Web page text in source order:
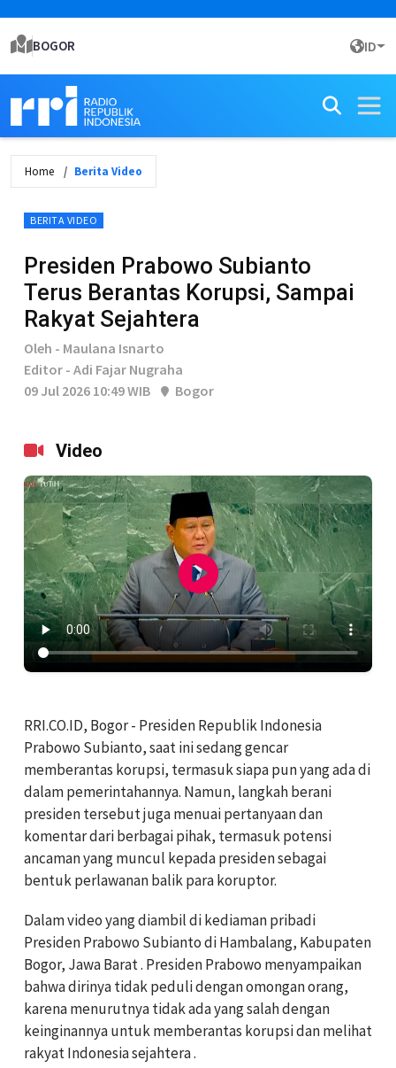
BOGOR ID
Home Berita Video
BERITA VIDEO
Presiden Prabowo Subianto
Terus Berantas Korupsi, Sampai
Rakyat Sejahtera
Oleh - Maulana Isnarto
Editor - Adi Fajar Nugraha
09 Jul 2026 10:49 WIB
Bogor
Video
RRI.CO.ID, Bogor - Presiden Republik Indonesia
Prabowo Subianto, saat ini sedang gencar
memberantas korupsi, termasuk siapa pun yang ada di
dalam pemerintahannya. Namun, langkah berani
presiden tersebut juga menuai pertanyaan dan
komentar dari berbagai pihak, termasuk potensi
ancaman yang muncul kepada presiden sebagai
bentuk perlawanan balik para koruptor.
Dalam video yang diambil di kediaman pribadi
Presiden Prabowo Subianto di Hambalang, Kabupaten
Bogor, Jawa Barat . Presiden Prabowo menyampaikan
bahwa dirinya tidak peduli dengan omongan orang,
karena menurutnya tidak ada yang salah dengan
keinginannya untuk memberantas korupsi dan melihat
rakyat Indonesia sejahtera .